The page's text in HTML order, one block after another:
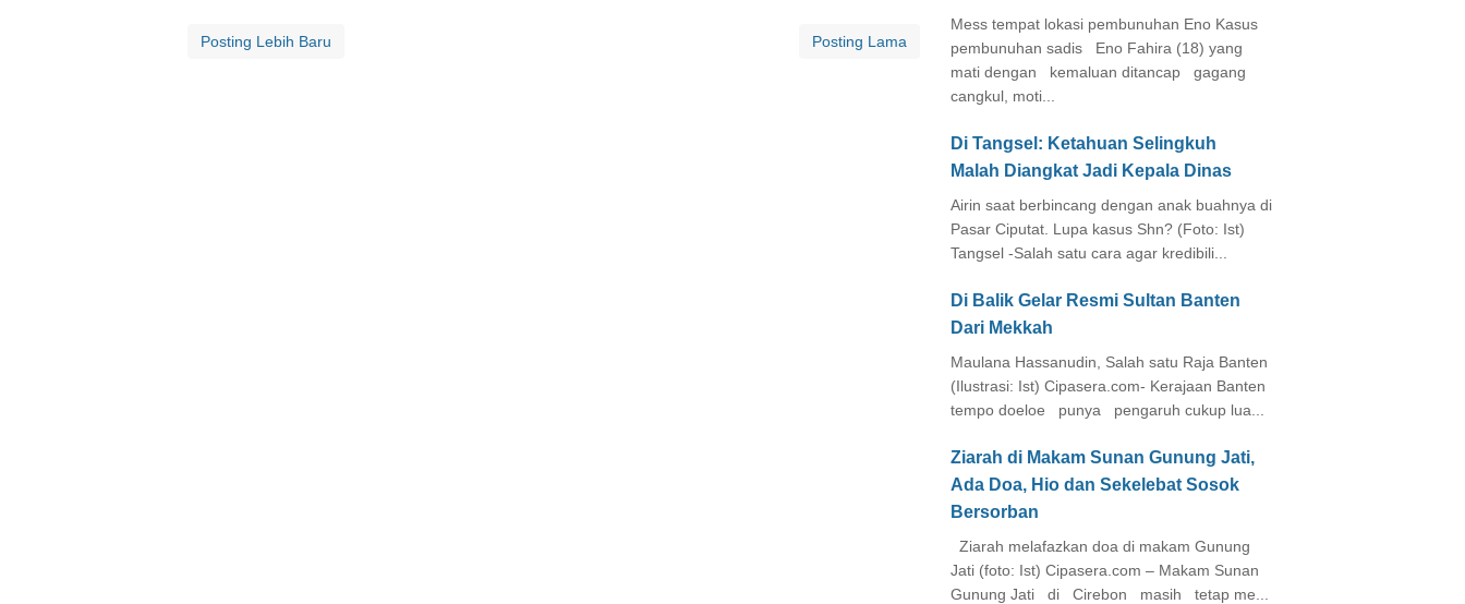
Posting Lebih Baru Posting Lama
Mess tempat lokasi pembunuhan Eno Kasus
pembunuhan sadis Eno Fahira (18) yang
mati dengan kemaluan ditancap gagang
cangkul, moti...
Di Tangsel: Ketahuan Selingkuh
Malah Diangkat Jadi Kepala Dinas
Airin saat berbincang dengan anak buahnya di
Pasar Ciputat. Lupa kasus Shn? (Foto: Ist)
Tangsel -Salah satu cara agar kredibili...
Di Balik Gelar Resmi Sultan Banten
Dari Mekkah
Maulana Hassanudin, Salah satu Raja Banten
(Ilustrasi: Ist) Cipasera.com- Kerajaan Banten
tempo doeloe punya pengaruh cukup lua...
Ziarah di Makam Sunan Gunung Jati,
Ada Doa, Hio dan Sekelebat Sosok
Bersorban
Ziarah melafazkan doa di makam Gunung
Jati (foto: Ist) Cipasera.com – Makam Sunan
Gunung Jati di Cirebon masih tetap me...